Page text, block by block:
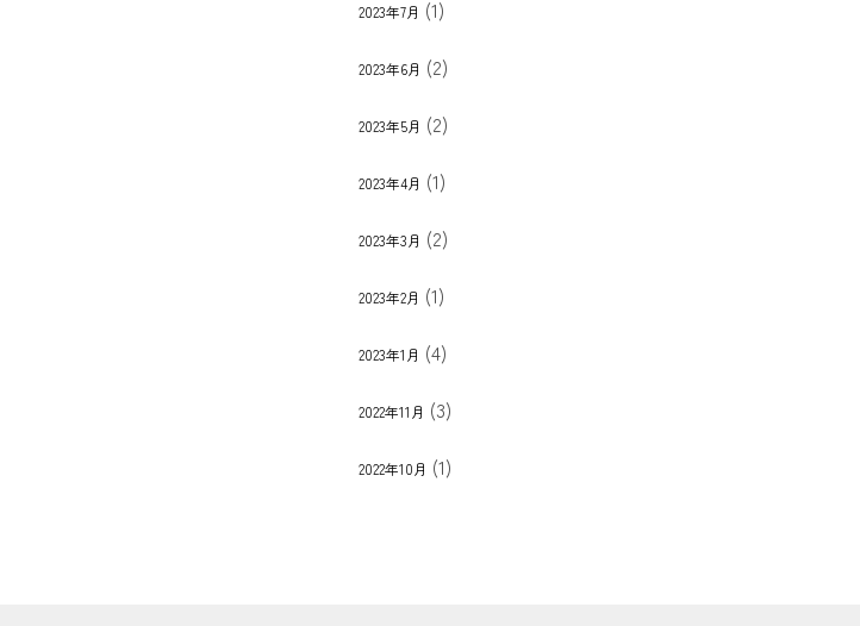
2023年7月 (1)
2023年6月 (2)
2023年5月 (2)
2023年4月 (1)
2023年3月 (2)
2023年2月 (1)
2023年1月 (4)
2022年11月 (3)
2022年10月 (1)